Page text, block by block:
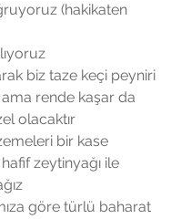
(hakikaten
biz taze keçi peyniri
ama rende kaşar da
olacaktır
bir kase
zeytinyağı ile
göre türlü baharat